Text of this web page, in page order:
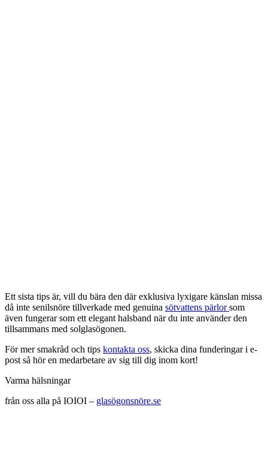
Ett sista tips är, vill du bära den där exklusiva lyxigare känslan missa
då inte senilsnöre tillverkade med genuina sötvattens pärlorsom
även fungerar som ett elegant halsband när du inte använder den
tillsammans med solglasögonen.
För mer smakråd och tips kontakta oss, skicka dina funderingar i e-
post så hör en medarbetare av sig till dig inom kort!
Varma hälsningar
från oss alla på IOIOI – glasögonsnöre.se